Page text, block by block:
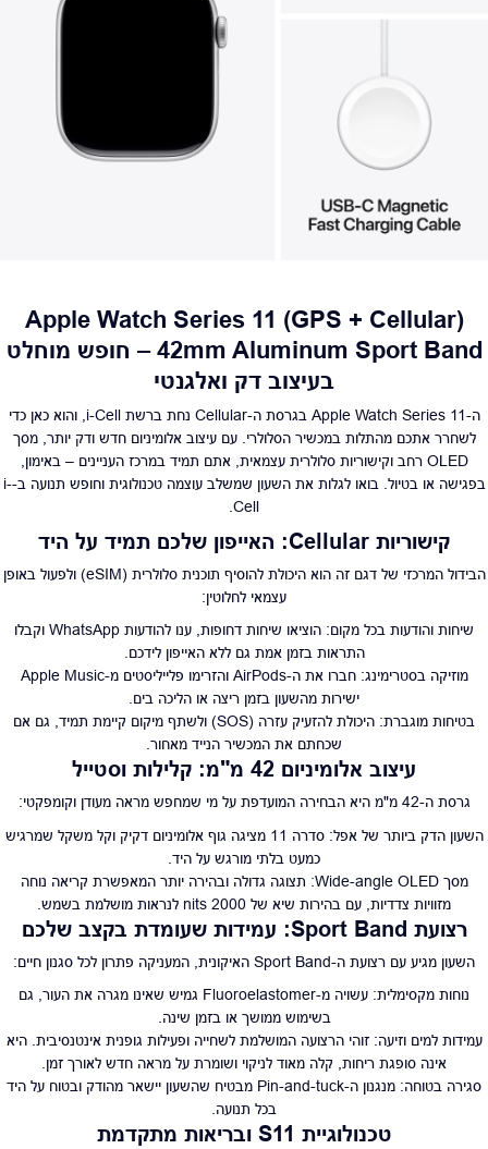
Apple Watch Series 11 (GPS + Cellular)
42mm Aluminum Sport Band – חופש מוחלט
בעיצוב דק ואלגנטי
ה-Apple Watch Series 11 בגרסת ה-Cellular נחת ברשת i-Cell, והוא כאן כדי
לשחרר אתכם מהתלות במכשיר הסלולרי. עם עיצוב אלומיניום חדש ודק יותר, מסך
OLED רחב וקישוריות סלולרית עצמאית, אתם תמיד במרכז העניינים – באימון,
בפגישה או בטיול. בואו לגלות את השעון שמשלב עוצמה טכנולוגית וחופש תנועה ב-i-
Cell.
קישוריות Cellular: האייפון שלכם תמיד על היד
הבידול המרכזי של דגם זה הוא היכולת להוסיף תוכנית סלולרית (eSIM) ולפעול באופן
עצמאי לחלוטין:
שיחות והודעות בכל מקום: הוציאו שיחות דחופות, ענו להודעות WhatsApp וקבלו
התראות בזמן אמת גם ללא האייפון לידכם.
מוזיקה בסטרימינג: חברו את ה-AirPods והזרימו פלייליסטים מ-Apple Music
ישירות מהשעון בזמן ריצה או הליכה בים.
בטיחות מוגברת: היכולת להזעיק עזרה (SOS) ולשתף מיקום קיימת תמיד, גם אם
שכחתם את המכשיר הנייד מאחור.
עיצוב אלומיניום 42 מ"מ: קלילות וסטייל
גרסת ה-42 מ"מ היא הבחירה המועדפת על מי שמחפש מראה מעודן וקומפקטי:
השעון הדק ביותר של אפל: סדרה 11 מציגה גוף אלומיניום דקיק וקל משקל שמרגיש
כמעט בלתי מורגש על היד.
מסך Wide-angle OLED: תצוגה גדולה ובהירה יותר המאפשרת קריאה נוחה
מזוויות צדדיות, עם בהירות שיא של 2000 nits לנראות מושלמת בשמש.
רצועת Sport Band: עמידות שעומדת בקצב שלכם
השעון מגיע עם רצועת ה-Sport Band האיקונית, המעניקה פתרון לכל סגנון חיים:
נוחות מקסימלית: עשויה מ-Fluoroelastomer גמיש שאינו מגרה את העור, גם
בשימוש ממושך או בזמן שינה.
עמידות למים וזיעה: זוהי הרצועה המושלמת לשחייה ופעילות גופנית אינטנסיבית. היא
אינה סופגת ריחות, קלה מאוד לניקוי ושומרת על מראה חדש לאורך זמן.
סגירה בטוחה: מנגנון ה-Pin-and-tuck מבטיח שהשעון יישאר מהודק ובטוח על היד
בכל תנועה.
טכנולוגיית S11 ובריאות מתקדמת